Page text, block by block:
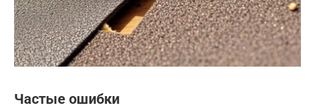
Частые ошибки